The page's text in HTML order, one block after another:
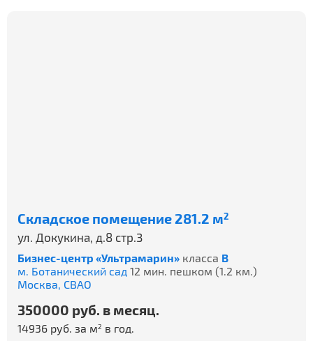
Складское помещение 281.2 м2
ул. Докукина, д.8 стр.3
Бизнес-центр «Ультрамарин» класса B
м. Ботанический сад 12 мин. пешком (1.2 км.)
Москва, СВАО
350000 руб. в месяц.
14936 руб. за м2 в год.